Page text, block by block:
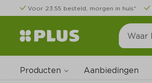
Voor 23:55 besteld, morgen in huis*
Producten Aanbiedingen